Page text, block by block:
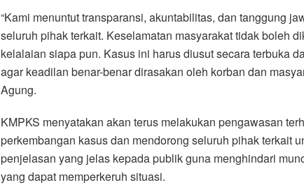
“Kami menuntut transparansi, akuntabilitas, dan tanggung
seluruh pihak terkait. Keselamatan masyarakat tidak boleh
kelalaian siapa pun. Kasus ini harus diusut secara terbuka
agar keadilan benar-benar dirasakan oleh korban dan
Agung.
KMPKS menyatakan akan terus melakukan pengawasan
perkembangan kasus dan mendorong seluruh pihak terkait
penjelasan yang jelas kepada publik guna menghindari
yang dapat memperkeruh situasi.